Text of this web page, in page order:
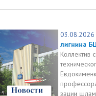
03.08.2026
лигнина
Коллектив
зации